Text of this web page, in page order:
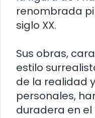
renombrada
siglo XX.
Sus obras,
estilo
de la realidad
personales,
duradera en